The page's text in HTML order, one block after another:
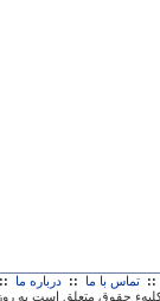
:: تماس با ما :: درباره ما ::
حقوق متعلق است به